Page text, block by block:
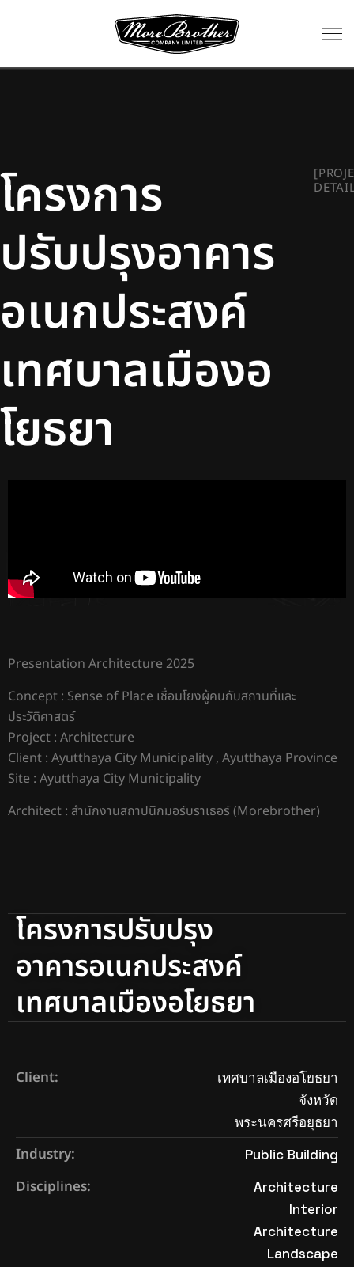
โครงการ
ปรับปรุงอาคาร
อเนกประสงค์
เทศบาลเมืองอ
โยธยา
Presentation Architecture 2025
Concept : Sense of Place เชื่อมโยงผู้คนกับสถานที่และ
ประวัติศาสตร์
Project : Architecture
Client : Ayutthaya City Municipality , Ayutthaya Province
Site : Ayutthaya City Municipality
Architect : สำนักงานสถาปนิกมอร์บราเธอร์ (Morebrother)
โครงการปรับปรุง
อาคารอเนกประสงค์
เทศบาลเมืองอโยธยา
Client:
เทศบาลเมืองอโยธยา
จังหวัด
พระนครศรีอยุธยา
Industry: Public Building
Disciplines:
Architecture
Interior
Architecture
Landscape